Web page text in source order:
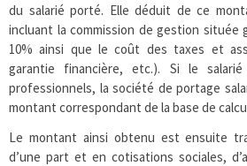
du salarié porté. Elle déduit de ce
incluant la commission de gestion située
10% ainsi que le coût des taxes et
garantie financière, etc.). Si le
professionnels, la société de portage
montant correspondant de la base de
Le montant ainsi obtenu est ensuite
d’une part et en cotisations sociales,